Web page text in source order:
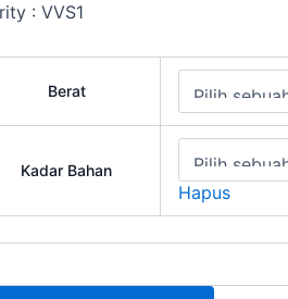
: VVS1
Berat
Kadar Bahan
Hapus